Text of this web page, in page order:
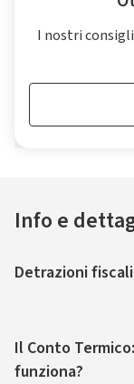
I nostri
Info e
Detrazioni
Il Conto
funziona?